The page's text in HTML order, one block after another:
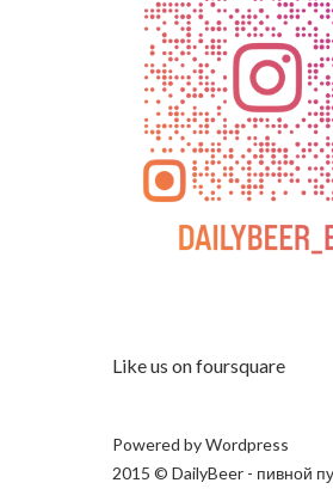
Like us on foursquare
Powered byWordpress
2015 © DailyBeer - пивной